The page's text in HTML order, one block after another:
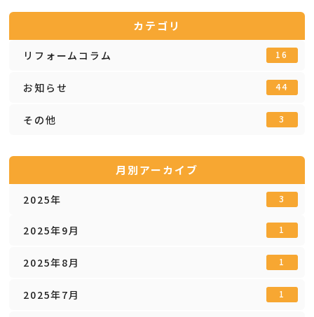
カテゴリ
リフォームコラム 16
お知らせ 44
その他 3
月別アーカイブ
2025年 3
2025年9月 1
2025年8月 1
2025年7月 1